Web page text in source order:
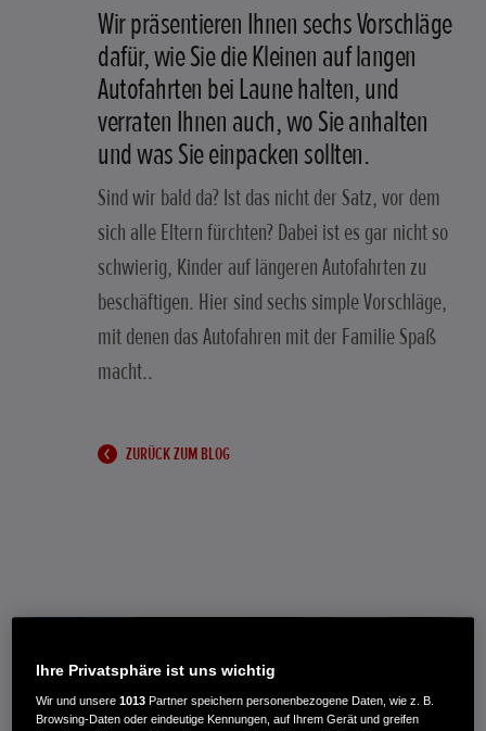
Wir präsentieren Ihnen sechs Vorschläge
dafür, wie Sie die Kleinen auf langen
Autofahrten bei Laune halten, und
verraten Ihnen auch, wo Sie anhalten
und was Sie einpacken sollten.
Sind wir bald da? Ist das nicht der Satz, vor dem
sich alle Eltern fürchten? Dabei ist es gar nicht so
schwierig, Kinder auf längeren Autofahrten zu
beschäftigen. Hier sind sechs simple Vorschläge,
mit denen das Autofahren mit der Familie Spaß
macht..
ZURÜCK ZUM BLOG
Ihre Privatsphäre ist uns wichtig
Wir und unsere1013 Partner speichern personenbezogene Daten, wie z. B.
Browsing-Daten oder eindeutige Kennungen, auf Ihrem Gerät und greifen